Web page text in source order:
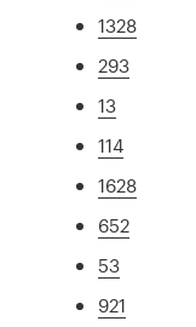
1328
293
13
114
1628
652
53
921